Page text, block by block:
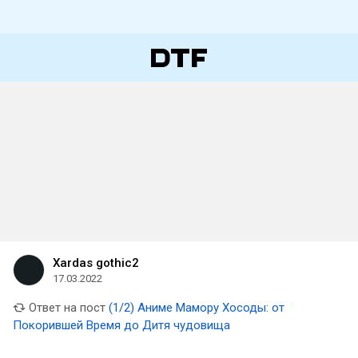
Xardas gothic2
17.03.2022
Ответ на пост (1/2) Аниме Мамору Хосоды: от
Покорившей Время до Дитя чудовища